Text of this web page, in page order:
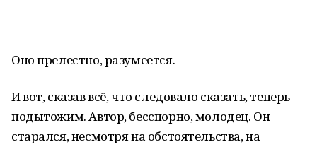
Оно прелестно, разумеется.
И вот, сказав всё, что следовало сказать, теперь
подытожим. Автор, бесспорно, молодец. Он
старался, несмотря на обстоятельства, на